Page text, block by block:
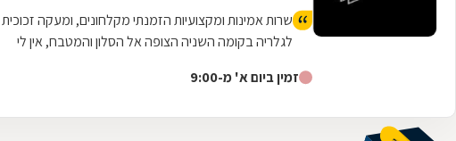
שרות אמינות ומקצועיות הזמנתי מקלחונים, ומעקה זכוכית
לגלריה בקומה השניה הצופה אל הסלון והמטבח, אין לי
עליכם, עבודה מושלמת!!
זמין ביום א' מ-9:00